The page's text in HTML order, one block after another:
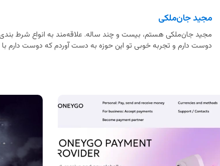
مجید جان‌ملکی
مجید جان‌ملکی هستم، بیست و چند ساله. علاقه‌مند به انواع شرط
دوست دارم و تجربه خوبی تو این حوزه به دست آوردم که دوست دارم با